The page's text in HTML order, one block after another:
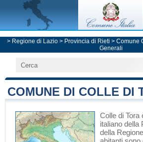
> Regione di Lazio > Provincia di Rieti > Comune
Generali
COMUNE DI COLLE DI
Colle di Tora
italiano della
della